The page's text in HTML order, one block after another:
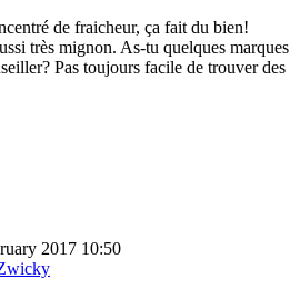
de fraicheur, ça fait du bien!
très mignon. As-tu quelques marques
Pas toujours facile de trouver des
2017 10:50